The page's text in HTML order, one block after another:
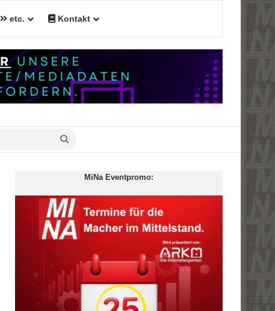
etc. Kontakt
MiNa Eventpromo: